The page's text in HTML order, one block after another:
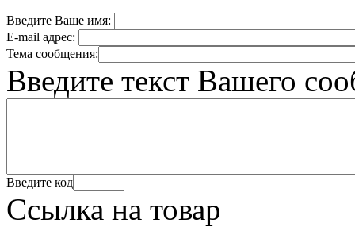
Введите Ваше имя:
E-mail адрес:
Тема сообщения:
Введите текст Вашего
Введите код
Ссылка на товар